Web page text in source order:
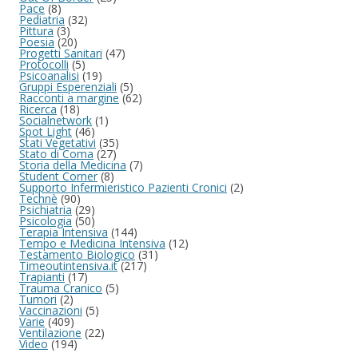
Pace(8)
Pediatria (32)
Pittura(3)
Poesia (20)
Progetti Sanitari (47)
Protocolli(5)
Psicoanalisi (19)
Gruppi Esperenziali (5)
Racconti a margine (62)
Ricerca(18)
Socialnetwork (1)
Spot Light(46)
Stati Vegetativi (35)
Stato di Coma(27)
Storia della Medicina (7)
Student Corner(8)
Supporto Infermieristico Pazienti Cronici (2)
Technè(90)
Psichiatria (29)
Psicologia (50)
Terapia Intensiva (144)
Tempo e Medicina Intensiva (12)
Testamento Biologico(31)
Timeoutintensiva.it(217)
Trapianti(17)
Trauma Cranico (5)
Tumori(2)
Vaccinazioni (5)
Varie(409)
Ventilazione (22)
Video(194)